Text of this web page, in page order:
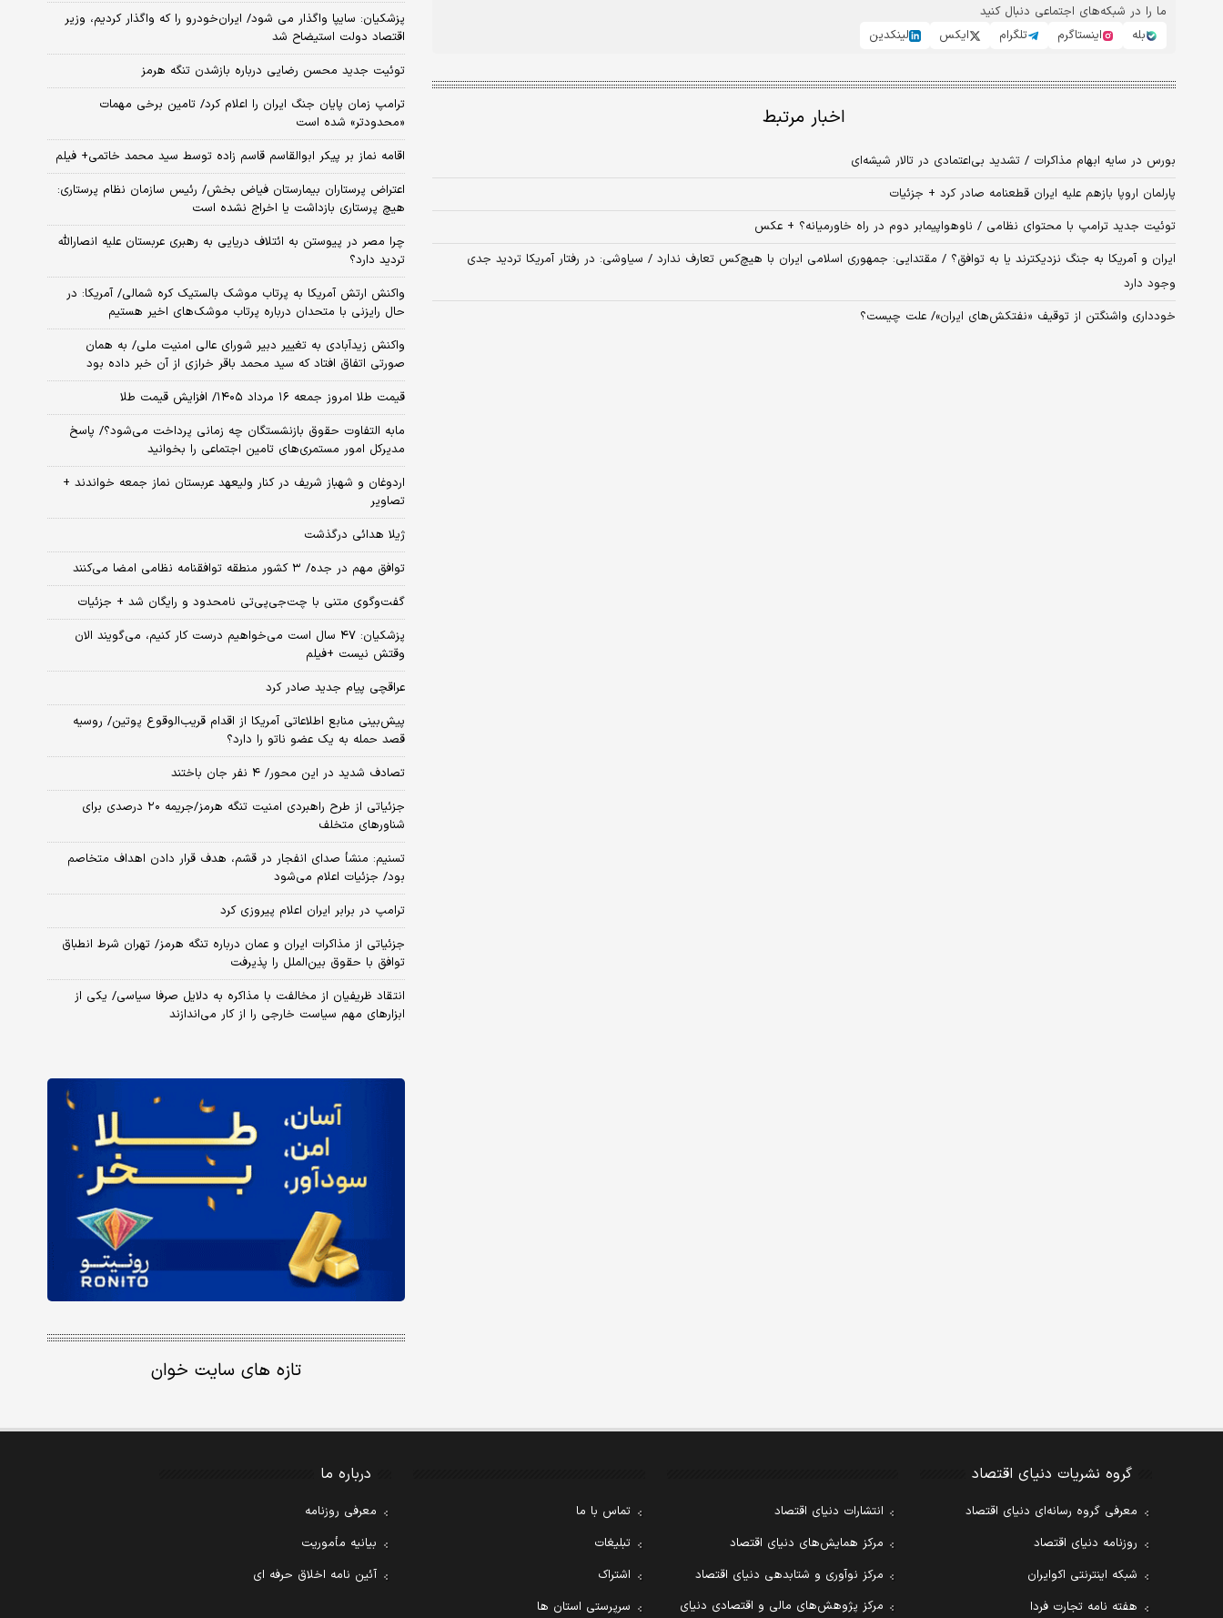
ما را در شبکه‌های اجتماعی دنبال کنید
بله
اینستاگرم تلگرام ایکس لینکدین
اخبار مرتبط
بورس در سایه ابهام مذاکرات / تشدید بی‌اعتمادی در تالار شیشه‌ای
پارلمان اروپا بازهم علیه ایران قطعنامه صادر کرد + جزئیات
توئیت جدید ترامپ با محتوای نظامی / ناوهواپیمابر دوم در راه خاورمیانه؟ + عکس
ایران و آمریکا به جنگ نزدیکترند یا به توافق؟ / مقتدایی: جمهوری اسلامی ایران با هیچ‌کس تعارف ندارد / سیاوشی: در رفتار آمریکا تردید جدی
وجود دارد
خودداری واشنگتن از توقیف «نفتکش‌های ایران»/ علت چیست؟
پزشکیان: سایپا واگذار می شود/ ایران‌خودرو را که واگذار کردیم، وزیر
اقتصاد دولت استیضاح شد
توئیت جدید محسن رضایی درباره بازشدن تنگه هرمز
ترامپ زمان پایان جنگ ایران را اعلام کرد/ تامین برخی مهمات
«محدودتر» شده است
اقامه نماز بر پیکر ابوالقاسم قاسم زاده توسط سید محمد خاتمی+ فیلم
اعتراض پرستاران بیمارستان فیاض بخش/ رئیس سازمان نظام پرستاری:
هیچ پرستاری بازداشت یا اخراج نشده است
چرا مصر در پیوستن به ائتلاف دریایی به رهبری عربستان علیه انصارالله
تردید دارد؟
واکنش ارتش آمریکا به پرتاب موشک بالستیک کره شمالی/ آمریکا: در
حال رایزنی با متحدان درباره پرتاب موشک‌های اخیر هستیم
واکنش زیدآبادی به تغییر دبیر شورای عالی امنیت ملی/ به همان
صورتی اتفاق افتاد که سید محمد باقر خرازی از آن خبر داده بود
قیمت طلا امروز جمعه ۱۶ مرداد ۱۴۰۵/ افزایش قیمت طلا
مابه التفاوت حقوق بازنشستگان چه زمانی پرداخت می‌شود؟/ پاسخ
مدیرکل امور مستمری‌های تامین اجتماعی را بخوانید
اردوغان و شهباز شریف در کنار ولیعهد عربستان نماز جمعه خواندند +
تصاویر
ژیلا هدائی درگذشت
توافق مهم در جده/ ۳ کشور منطقه توافقنامه نظامی امضا می‌کنند
گفت‌وگوی متنی با چت‌جی‌پی‌تی نامحدود و رایگان شد + جزئیات
پزشکیان: ۴۷ سال است می‌خواهیم درست کار کنیم، می‌گویند الان
وقتش نیست +فیلم
عراقچی پیام جدید صادر کرد
پیش‌بینی منابع اطلاعاتی آمریکا از اقدام قریب‌الوقوع پوتین/ روسیه
قصد حمله به یک عضو ناتو را دارد؟
تصادف شدید در این محور/ ۴ نفر جان باختند
جزئیاتی از طرح راهبردی امنیت تنگه هرمز/جریمه ۲۰ درصدی برای
شناورهای متخلف
تسنیم: منشأ صدای انفجار در قشم، هدف قرار دادن اهداف متخاصم
بود/ جزئیات اعلام می‌شود
ترامپ در برابر ایران اعلام پیروزی کرد
جزئیاتی از مذاکرات ایران و عمان درباره تنگه هرمز/ تهران شرط انطباق
توافق با حقوق بین‌الملل را پذیرفت
انتقاد ظریفیان از مخالفت با مذاکره به دلایل صرفا سیاسی/ یکی از
ابزارهای مهم سیاست خارجی را از کار می‌اندازند
تازه های سایت خوان
گروه نشریات دنیای اقتصاد
معرفی گروه رسانه‌ای دنیای اقتصاد
روزنامه دنیای اقتصاد
شبکه اینترنتی اکوایران
هفته نامه تجارت فردا
انتشارات دنیای اقتصاد
مرکز همایش‌های دنیای اقتصاد
مرکز نوآوری و شتابدهی دنیای اقتصاد
مرکز پژوهش‌های مالی و اقتصادی دنیای
تماس با ما
تبلیغات
اشتراک
سرپرستی استان ها
درباره ما
معرفی روزنامه
بیانیه مأموریت
آئین نامه اخلاق حرفه ای